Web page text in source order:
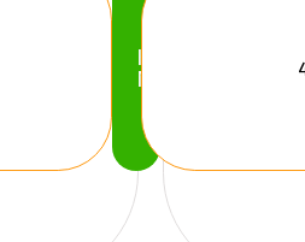
Köp
Nu